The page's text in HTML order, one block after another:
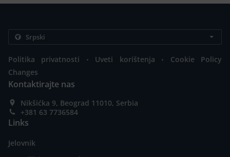
Politika privatnosti . Uveti korištenja .
Cookie Policy
Changes
Kontaktirajte nas
Nikšićka 9, Beograd 11010, Serbia
+381 63 7736584
Links
Jelovnik